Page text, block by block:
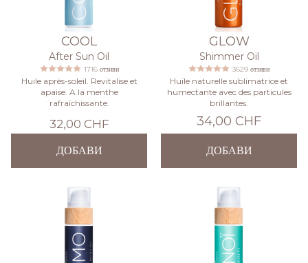
COOL
After Sun Oil
1716 отзиви
Huile après-soleil. Revitalise et
apaise. A la menthe
rafraîchissante.
32,00 CHF
ДОБАВИ
GLOW
Shimmer Oil
3629 отзиви
Huile naturelle sublimatrice et
humectante avec des particules
brillantes.
34,00 CHF
ДОБАВИ